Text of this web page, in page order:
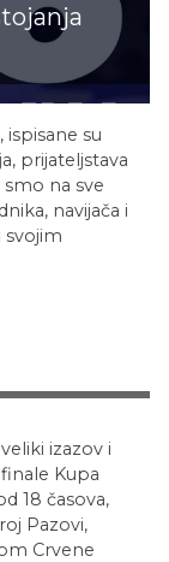
ispisane su
prijateljstava
na sve
navijača i
svojim
izazov i
Kupa
18 časova,
Pazovi,
Crvene